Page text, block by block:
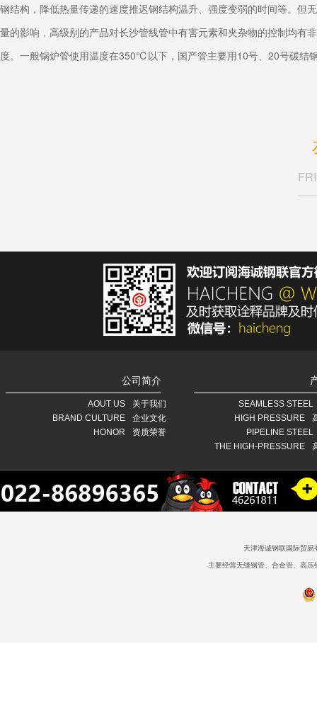
钢结构，降低热量传递的速度推迟钢结构温升、强度变弱的时间等。但
量的影响，高级别的产品对长沙管线管中有害元素和夹杂物的控制均有
度。一般锅炉管使用温度在350℃以下，国产管主要用10号、20号碳结
公司简介
AOUT US
关于我们
BRAND CULTURE
企业文化
HONOR
资质荣誉
SEAMLESS STEEL
HIGH PRESSURE
PIPELINE STEEL
THE HIGH-PRESSURE
天津海诚钢联国际贸
主要经营无缝钢管、合金管、高